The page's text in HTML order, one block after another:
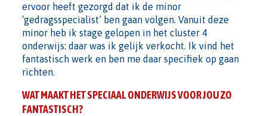
ervoor heeft gezorgd dat ik de minor
‘gedragsspecialist’ ben gaan volgen. Vanuit deze
minor heb ik stage gelopen in het cluster 4
onderwijs: daar was ik gelijk verkocht. Ik vind het
fantastisch werk en ben me daar specifiek op gaan
richten.
WAT MAAKT HET SPECIAAL ONDERWIJS VOOR JOU ZO
FANTASTISCH?